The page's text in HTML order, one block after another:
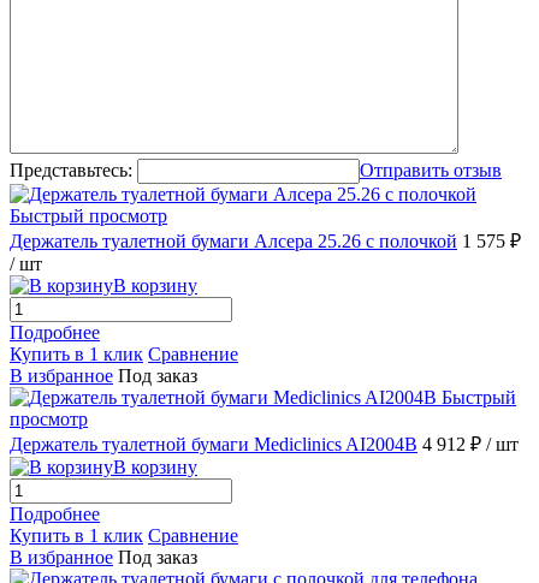
Представьтесь: Отправить отзыв
Быстрый просмотр
Держатель туалетной бумаги Алсера 25.26 с полочкой 1 575 ₽
/ шт
В корзину
Подробнее
Купить в 1 клик Сравнение
В избранное Под заказ
Быстрый
просмотр
Держатель туалетной бумаги Mediclinics AI2004B 4 912 ₽ / шт
В корзину
Подробнее
Купить в 1 клик Сравнение
В избранное Под заказ